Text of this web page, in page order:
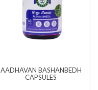
AADHAVAN BASHANBEDH
CAPSULES